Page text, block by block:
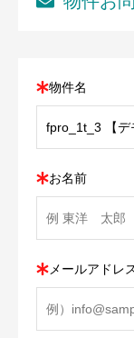
物件名
お名前
メールアドレ